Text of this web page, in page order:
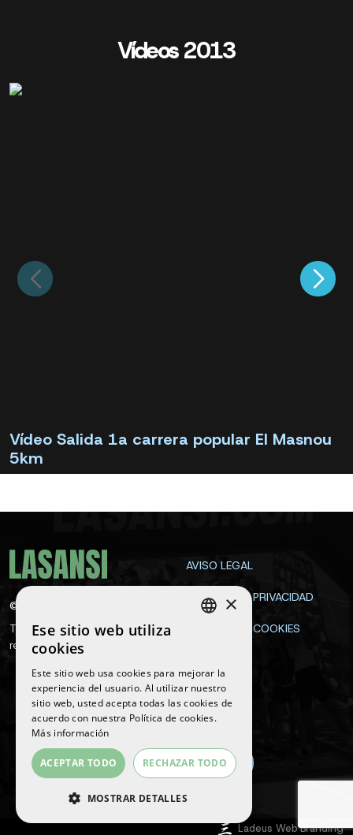
Vídeos 2013
Vídeo Salida 1a carrera popular El Masnou
5km
©
Todos los derechos
reservados
AVISO LEGAL
POLÍTICA DE PRIVACIDAD
POLÍTICA DE COOKIES
Síguenos
Ladeus Web Branding
CATALAN
×
Ese sitio web utiliza
cookies
Este sitio web usa cookies para mejorar la
experiencia del usuario. Al utilizar nuestro
sitio web, usted acepta todas las cookies de
acuerdo con nuestra Política de cookies.
Más información
ACEPTAR TODO RECHAZAR TODO
MOSTRAR DETALLES
COOKIES ESTRICTAMENTE